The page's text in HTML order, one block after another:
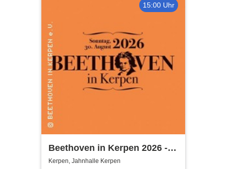
15:00 Uhr
Beethoven in Kerpen 2026 -
Sommerkonzerte 2026
Kerpen, Jahnhalle Kerpen